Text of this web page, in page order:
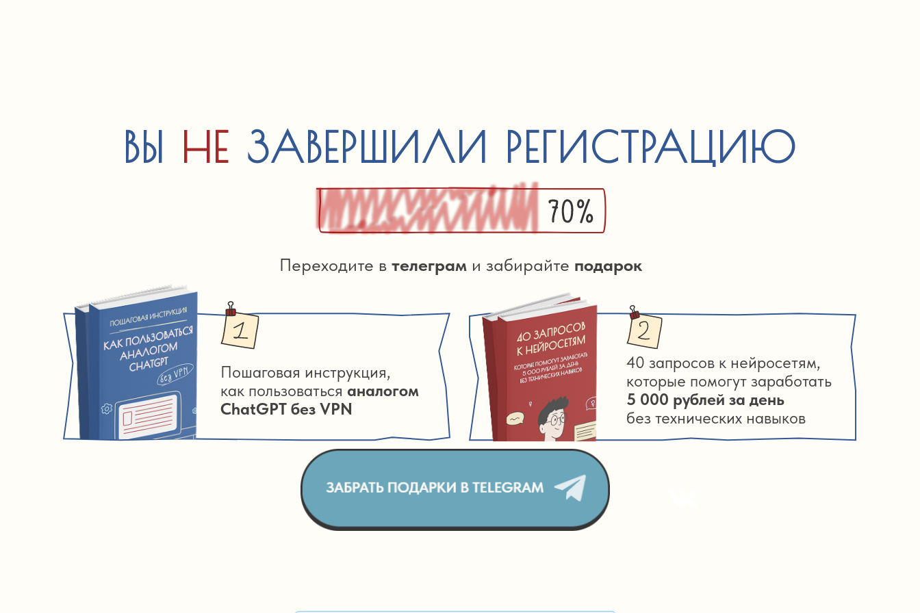
40 запросов к нейросетям,
которые помогут заработать
5 000 рублей за день
без технических навыков
Пошаговая инструкция,
как пользоваться аналогом
СhatGPT без VPN
ЗАБРАТЬ ПОДАРКИ В TELEGRAM
ВЫ НЕ ЗАВЕРШИЛИ РЕГИСТРАЦИЮ
Переходите в телеграм и забирайте подарок